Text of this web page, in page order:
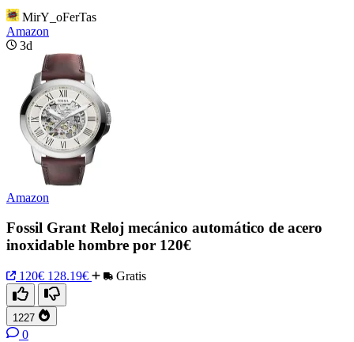
MirY_oFerTas
Amazon
3d
Amazon
Fossil Grant Reloj mecánico automático de acero
inoxidable hombre por 120€
120€ 128.19€ Gratis
1227
0